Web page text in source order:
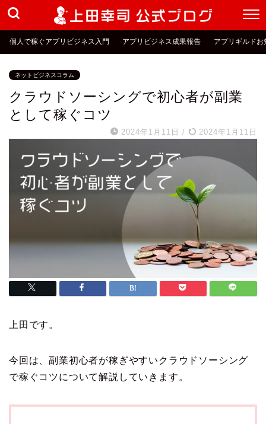
個人で稼ぐアプリビジネス入門 アプリビジネス成果報告 アプリギルドお
ネットビジネスコラム
クラウドソーシングで初心者が副業
として稼ぐコツ
2024年1月11日 / 2024年1月11日
上田です。
今回は、副業初心者が稼ぎやすいクラウドソーシング
で稼ぐコツについて解説していきます。